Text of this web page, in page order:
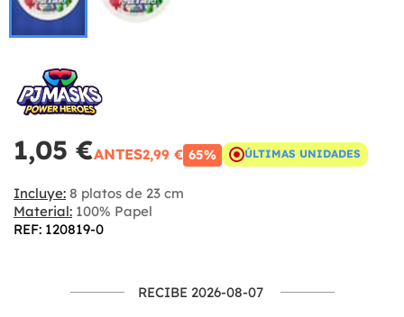
1,05 €ANTES2,99 € 65% ÚLTIMAS UNIDADES
Incluye: 8 platos de 23 cm
Material: 100% Papel
REF: 120819-0
RECIBE 2026-08-07